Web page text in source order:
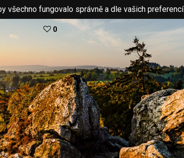
všechno fungovalo správně a dle vašich preferencí.
0